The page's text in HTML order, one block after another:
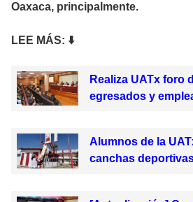
Oaxaca, principalmente.
LEE MÁS: ⬇
Realiza UATx foro
egresados y
Alumnos de la
canchas